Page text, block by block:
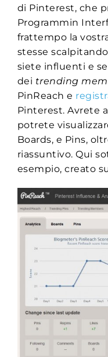
di Pinterest, che
Programmin
frattempo la
stesse
siete influenti e
dei trending
PinReach e
Pinterest. Avrete
potrete
Boards, e Pins,
riassuntivo. Qui
esempio, creato